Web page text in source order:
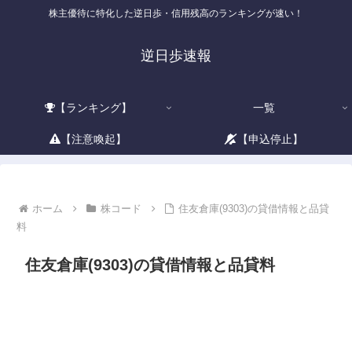
株主優待に特化した逆日歩・信用残高のランキングが速い！
逆日歩速報
【ランキング】 一覧
【注意喚起】 【申込停止】
ホーム 株コード
住友倉庫(9303)の貸借情報と品貸
料
住友倉庫(9303)の貸借情報と品貸料